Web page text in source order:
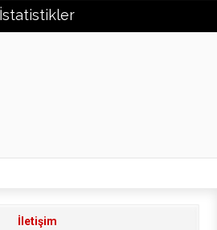
İstatistikler
İletişim